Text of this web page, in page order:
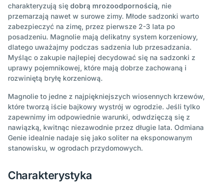
charakteryzują się dobrą mrozoodpornością, nie
przemarzają nawet w surowe zimy. Młode sadzonki warto
zabezpieczyć na zimę, przez pierwsze 2-3 lata po
posadzeniu. Magnolie mają delikatny system korzeniowy,
dlatego uważajmy podczas sadzenia lub przesadzania.
Myśląc o zakupie najlepiej decydować się na sadzonki z
uprawy pojemnikowej, które mają dobrze zachowaną i
rozwiniętą bryłę korzeniową.
Magnolie to jedne z najpiękniejszych wiosennych krzewów,
które tworzą iście bajkowy wystrój w ogrodzie. Jeśli tylko
zapewnimy im odpowiednie warunki, odwdzięczą się z
nawiązką, kwitnąc niezawodnie przez długie lata. Odmiana
Genie idealnie nadaje się jako soliter na eksponowanym
stanowisku, w ogrodach przydomowych.
Charakterystyka